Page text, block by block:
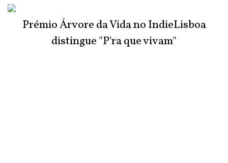
Prémio Árvore da Vida no IndieLisboa
distingue "P'ra que vivam"